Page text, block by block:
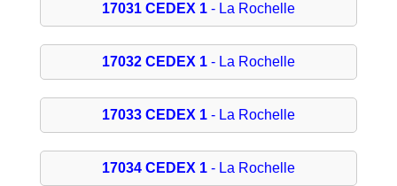
17031 CEDEX 1- La Rochelle
17032 CEDEX 1- La Rochelle
17033 CEDEX 1- La Rochelle
17034 CEDEX 1- La Rochelle